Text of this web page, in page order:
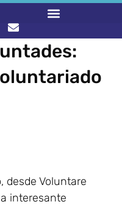
desde Voluntare
interesante